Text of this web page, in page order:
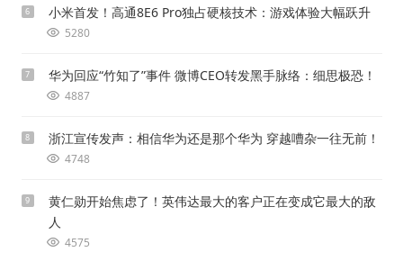
6 小米首发！高通8E6 Pro独占硬核技术：游戏体验大幅跃升
5280
7 华为回应“竹知了”事件 微博CEO转发黑手脉络：细思极恐！
4887
8 浙江宣传发声：相信华为还是那个华为 穿越嘈杂一往无前！
4748
9
黄仁勋开始焦虑了！英伟达最大的客户正在变成它最大的敌
人
4575